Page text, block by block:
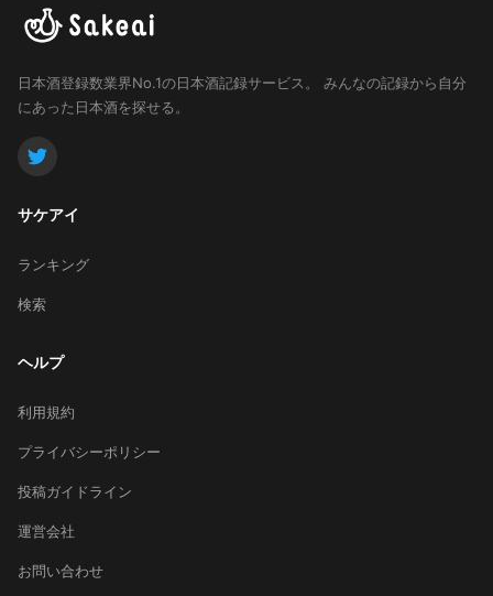
日本酒登録数業界No.1の日本酒記録サービス。
みんなの記録から自分
にあった日本酒を探せる。
サケアイ
ランキング
検索
ヘルプ
利用規約
プライバシーポリシー
投稿ガイドライン
運営会社
お問い合わせ